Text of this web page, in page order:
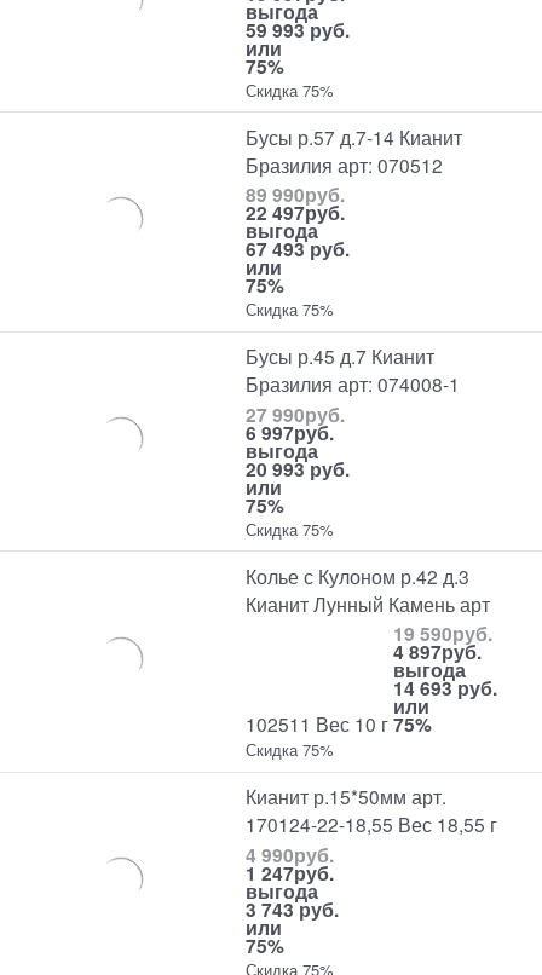
выгода
59 993 руб.
или
75%
Скидка 75%
Бусы р.57 д.7-14 Кианит
Бразилия арт: 070512
89 990руб.
22 497руб.
выгода
67 493 руб.
или
75%
Скидка 75%
Бусы р.45 д.7 Кианит
Бразилия арт: 074008-1
27 990руб.
6 997руб.
выгода
20 993 руб.
или
75%
Скидка 75%
Колье с Кулоном р.42 д.3
Кианит Лунный Камень арт
102511 Вес 10 г
19 590руб.
4 897руб.
выгода
14 693 руб.
или
75%
Скидка 75%
Кианит р.15*50мм арт.
170124-22-18,55 Вес 18,55 г
4 990руб.
1 247руб.
выгода
3 743 руб.
или
75%
Скидка 75%